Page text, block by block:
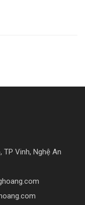
TP Vinh, Nghệ An